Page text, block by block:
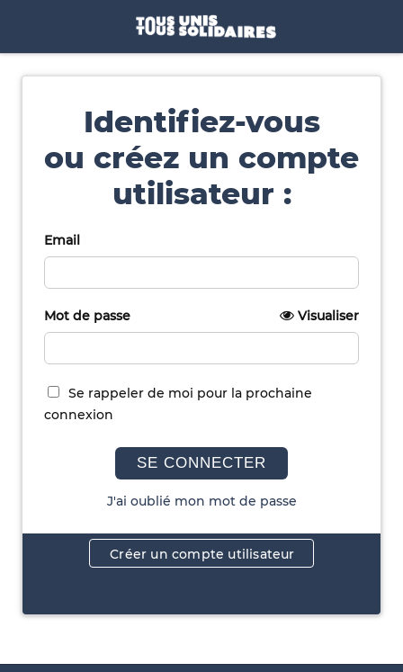
Identifiez-vous
ou créez un compte
utilisateur :
Email
Mot de passe Visualiser
Se rappeler de moi pour la prochaine
connexion
SE CONNECTER
J'ai oublié mon mot de passe
Créer un compte utilisateur